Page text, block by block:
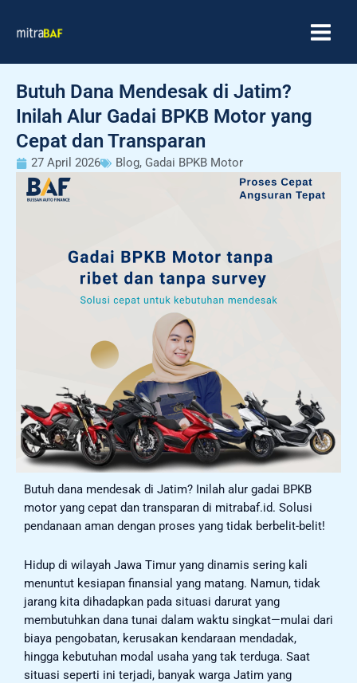
Butuh Dana Mendesak di Jatim?
Inilah Alur Gadai BPKB Motor yang
Cepat dan Transparan
27 April 2026 Blog, Gadai BPKB Motor
Butuh dana mendesak di Jatim? Inilah alur gadai BPKB
motor yang cepat dan transparan di mitrabaf.id. Solusi
pendanaan aman dengan proses yang tidak berbelit-belit!
Hidup di wilayah Jawa Timur yang dinamis sering kali
menuntut kesiapan finansial yang matang. Namun, tidak
jarang kita dihadapkan pada situasi darurat yang
membutuhkan dana tunai dalam waktu singkat—mulai dari
biaya pengobatan, kerusakan kendaraan mendadak,
hingga kebutuhan modal usaha yang tak terduga. Saat
situasi seperti ini terjadi, banyak warga Jatim yang